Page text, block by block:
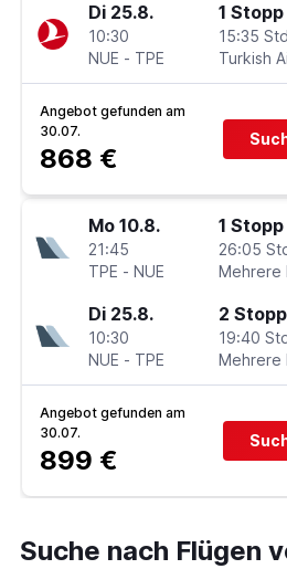
Di 25.8.
10:30
NUE - TPE
1 Stopp
15:35
Angebot gefunden am
30.07.
868 €
Mo 10.8.
21:45
TPE - NUE
1 Stopp
26:05
Di 25.8.
10:30
NUE - TPE
2
19:40
Angebot gefunden am
30.07.
899 €
Suche nach Flügen